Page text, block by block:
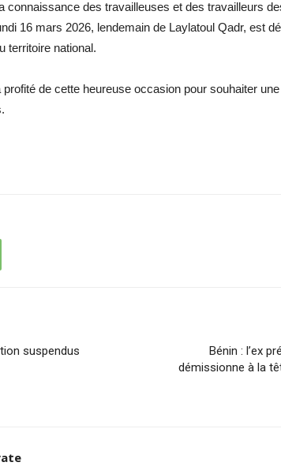
connaissance des travailleuses et des travailleurs
16 mars 2026, lendemain de Laylatoul Qadr, est
territoire national.
de cette heureuse occasion pour souhaiter
suspendus
Bénin : l’ex
démissionne à la